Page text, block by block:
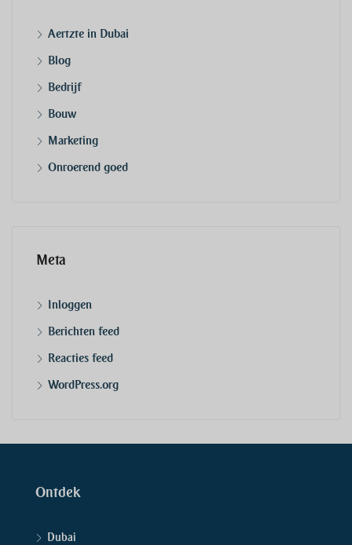
Aertzte in Dubai
Blog
Bedrijf
Bouw
Marketing
Onroerend goed
Meta
Inloggen
Berichten feed
Reacties feed
WordPress.org
Ontdek
Dubai